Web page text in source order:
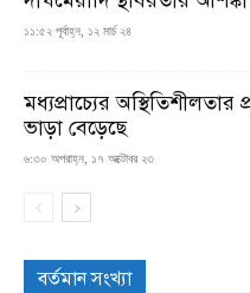
১১:৫২ পূর্বাহ্ন, ১২ মার্চ ২৪
মধ্যপ্রাচ্যের
ভাড়া বেড়েছে
৬:৩০ অপরাহ্ন, ১৭ অক্টোবর ২৩
বর্তমান সংখ্যা